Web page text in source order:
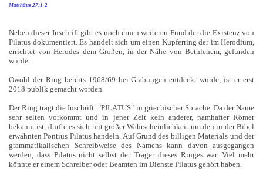
Matthäus 27:1-2
Neben dieser Inschrift gibt es noch einen weiteren Fund der die Existenz von
Pilatus dokumentiert. Es handelt sich um einen Kupferring der im Herodium,
errichtet von Herodes dem Großen, in der Nähe von Bethlehem, gefunden
wurde.
Owohl der Ring bereits 1968/69 bei Grabungen entdeckt wurde, ist er erst
2018 publik gemacht worden.
Der Ring trägt die Inschrift: "PILATUS" in griechischer Sprache. Da der Name
sehr selten vorkommt und in jener Zeit kein anderer, namhafter Römer
bekannt ist, dürfte es sich mit großer Wahrscheinlichkeit um den in der Bibel
erwähnten Pontius Pilatus handeln. Auf Grund des billigen Materials und der
grammatikalischen Schreibweise des Namens kann davon ausgegangen
werden, dass Pilatus nicht selbst der Träger dieses Ringes war. Viel mehr
könnte er einem Schreiber oder Beamten im Dienste Pilatus gehört haben.